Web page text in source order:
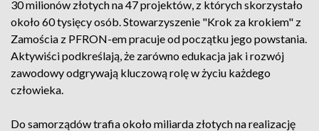
30 milionów złotych na 47 projektów, z których skorzystało
około 60 tysięcy osób. Stowarzyszenie "Krok za krokiem" z
Zamościa z PFRON-em pracuje od początku jego powstania.
Aktywiści podkreślają, że zarówno edukacja jak i rozwój
zawodowy odgrywają kluczową rolę w życiu każdego
człowieka.
Do samorządów trafia około miliarda złotych na realizację